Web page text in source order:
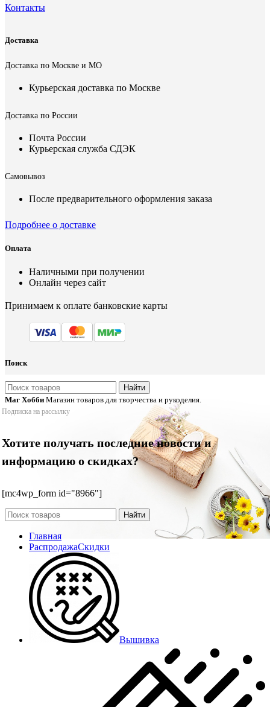
Контакты
Доставка
Доставка по Москве и МО
Курьерская доставка по Москве
Доставка по России
Почта России
Курьерская служба СДЭК
Самовывоз
После предварительного оформления заказа
Подробнее о доставке
Оплата
Наличными при получении
Онлайн через сайт
Принимаем к оплате банковские карты
Поиск
Найти
Маг Хобби Магазин товаров для творчества и рукоделия.
Подписка на рассылку
Хотите получать последние новости и
информацию о скидках?
[mc4wp_form id="8966"]
Найти
Главная
РаспродажаСкидки
Вышивка